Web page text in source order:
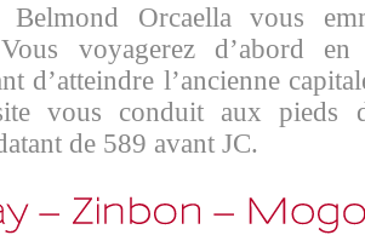
Orcaella vous
Vous voyagerez d’abord
d’atteindre l’ancienne
vous conduit aux pieds
de 589 avant JC.